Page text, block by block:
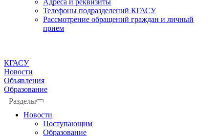
Адреса и реквизиты
Телефоны подразделений КГАСУ
Рассмотрение обращений граждан и личный
прием
КГАСУ
Новости
Объявления
Образование
Разделы
Новости
Поступающим
Образование